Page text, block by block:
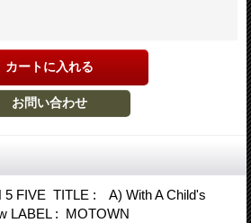
FIVE TITLE : A) With A Child's
LABEL : MOTOWN